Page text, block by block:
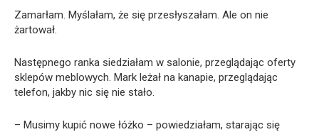
Zamarłam. Myślałam, że się przesłyszałam. Ale on nie
żartował.
Następnego ranka siedziałam w salonie, przeglądając oferty
sklepów meblowych. Mark leżał na kanapie, przeglądając
telefon, jakby nic się nie stało.
– Musimy kupić nowe łóżko – powiedziałam, starając się